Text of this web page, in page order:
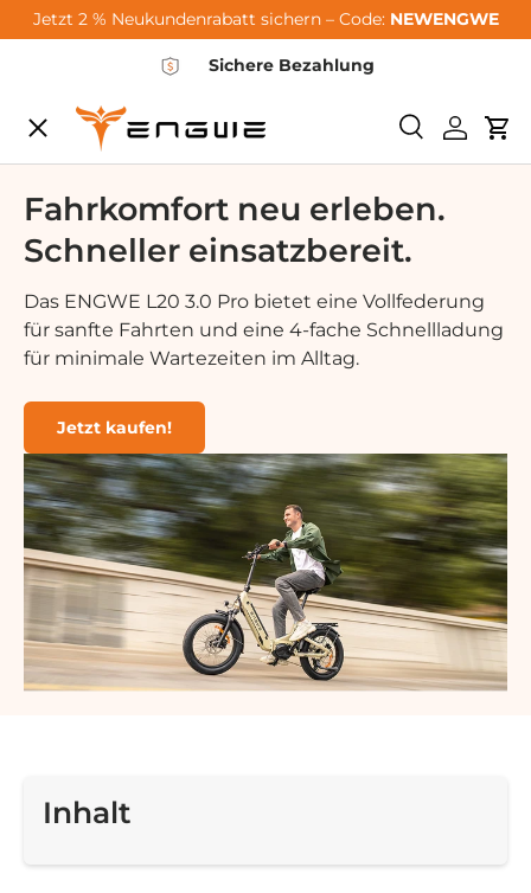
Hoppa till innehållet
Jetzt 2 % Neukundenrabatt sichern – Code: NEWENGWE
Sichere Bezahlung
SökaLogga
Meny
City-Sale
E-Bikes
Zubehör
Community
Support
Fahrkomfort neu erleben.
Schneller einsatzbereit.
Das ENGWE L20 3.0 Pro bietet eine Vollfederung
für sanfte Fahrten und eine 4-fache Schnellladung
für minimale Wartezeiten im Alltag.
Jetzt kaufen!
Inhalt